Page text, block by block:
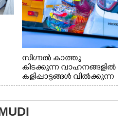
സിഗ്നൽ കാത്തു
കിടക്കുന്ന വാഹനങ്ങളിൽ
കളിപ്പാട്ടങ്ങൾ വിൽക്കുന്ന
നാടോടി യുവതി. ഇടപ്പള്ളി